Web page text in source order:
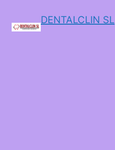
DENTALCLIN SL